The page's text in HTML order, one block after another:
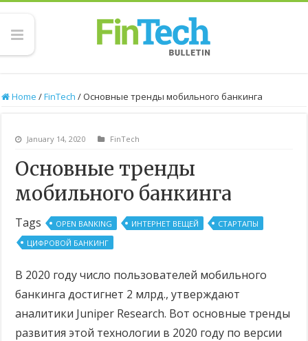
Home /FinTech /Основные тренды мобильного банкинга
January 14, 2020 FinTech
Основные тренды
мобильного банкинга
Tags OPEN BANKING ИНТЕРНЕТ ВЕЩЕЙ
СТАРТАПЫ
ЦИФРОВОЙ БАНКИНГ
В 2020 году число пользователей мобильного
банкинга достигнет 2 млрд., утверждают
аналитики Juniper Research. Вот основные тренды
развития этой технологии в 2020 году по версии